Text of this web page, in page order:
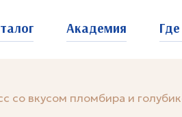
Академия
со вкусом пломбира и